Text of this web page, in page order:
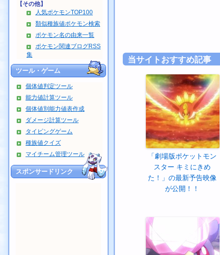
【その他】
人気ポケモンTOP100
類似種族値ポケモン検索
ポケモン名の由来一覧
ポケモン関連ブログRSS
集
ツール・ゲーム
個体値判定ツール
能力値計算ツール
個体値別能力値表作成
ダメージ計算ツール
タイピングゲーム
種族値クイズ
マイチーム管理ツール
スポンサードリンク
当サイトおすすめ記事
「劇場版ポケットモン
スター キミにきめ
た！」の最新予告映像
が公開！！